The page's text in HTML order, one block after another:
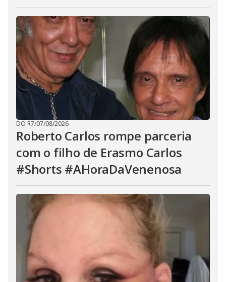
DO R7/07/08/2026
Roberto Carlos rompe parceria
com o filho de Erasmo Carlos
#Shorts #AHoraDaVenenosa